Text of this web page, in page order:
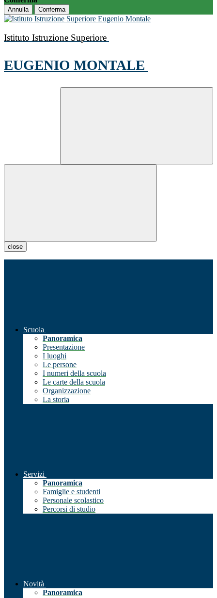
Annulla Conferma
Istituto Istruzione Superiore
EUGENIO MONTALE
close
Scuola
Panoramica
Presentazione
I luoghi
Le persone
I numeri della scuola
Le carte della scuola
Organizzazione
La storia
Servizi
Panoramica
Famiglie e studenti
Personale scolastico
Percorsi di studio
Novità
Panoramica